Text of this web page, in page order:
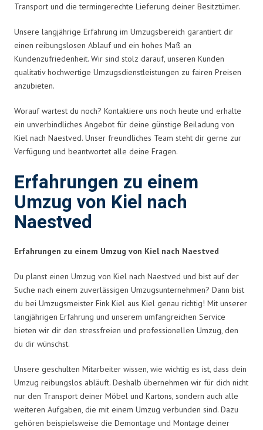
Transport und die termingerechte Lieferung deiner Besitztümer.
Unsere langjährige Erfahrung im Umzugsbereich garantiert dir
einen reibungslosen Ablauf und ein hohes Maß an
Kundenzufriedenheit. Wir sind stolz darauf, unseren Kunden
qualitativ hochwertige Umzugsdienstleistungen zu fairen Preisen
anzubieten.
Worauf wartest du noch? Kontaktiere uns noch heute und erhalte
ein unverbindliches Angebot für deine günstige Beiladung von
Kiel nach Naestved. Unser freundliches Team steht dir gerne zur
Verfügung und beantwortet alle deine Fragen.
Erfahrungen zu einem
Umzug von Kiel nach
Naestved
Erfahrungen zu einem Umzug von Kiel nach Naestved
Du planst einen Umzug von Kiel nach Naestved und bist auf der
Suche nach einem zuverlässigen Umzugsunternehmen? Dann bist
du bei Umzugsmeister Fink Kiel aus Kiel genau richtig! Mit unserer
langjährigen Erfahrung und unserem umfangreichen Service
bieten wir dir den stressfreien und professionellen Umzug, den
du dir wünschst.
Unsere geschulten Mitarbeiter wissen, wie wichtig es ist, dass dein
Umzug reibungslos abläuft. Deshalb übernehmen wir für dich nicht
nur den Transport deiner Möbel und Kartons, sondern auch alle
weiteren Aufgaben, die mit einem Umzug verbunden sind. Dazu
gehören beispielsweise die Demontage und Montage deiner